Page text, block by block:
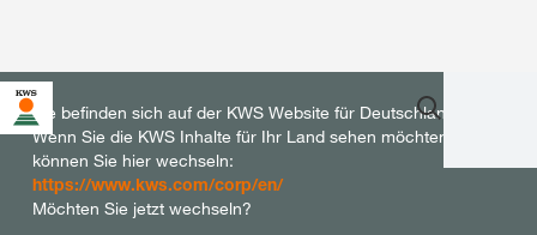
Sie befinden sich auf der KWS Website für Deutschland.
Wenn Sie die KWS Inhalte für Ihr Land sehen möchten,
können Sie hier wechseln:
https://www.kws.com/corp/en/
Möchten Sie jetzt wechseln?